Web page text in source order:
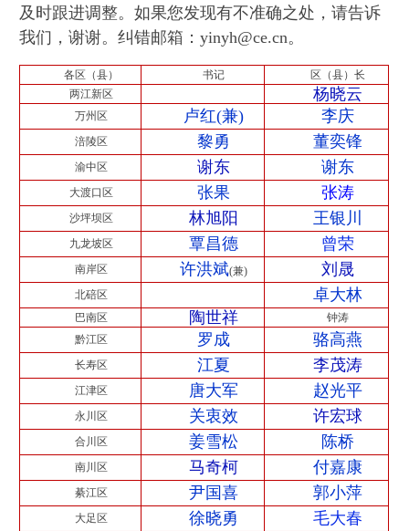
及时跟进调整。如果您发现有不准确之处，请告诉
我们，谢谢。纠错邮箱：yinyh@ce.cn。
各区（县） 书记
区（县）长
两江新区
杨晓云
万州区 卢红(兼) 李庆
涪陵区 黎勇 董奕锋
渝中区 谢东 谢东
大渡口区 张果 张涛
沙坪坝区 林旭阳 王银川
九龙坡区 覃昌德 曾荣
南岸区 许洪斌(兼) 刘晟
北碚区 卓大林
巴南区 陶世祥
钟涛
黔江区
罗成 骆高燕
长寿区 江夏 李茂涛
江津区 唐大军 赵光平
永川区 关衷效 许宏球
合川区 姜雪松 陈桥
南川区 马奇柯 付嘉康
綦江区 尹国喜 郭小萍
大足区 徐晓勇 毛大春